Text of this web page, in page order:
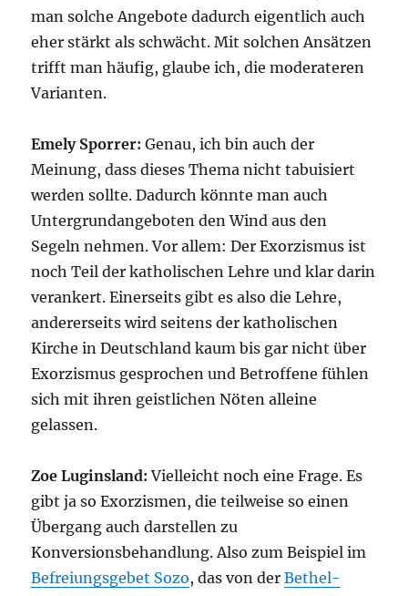
man solche Angebote dadurch eigentlich auch
eher stärkt als schwächt. Mit solchen Ansätzen
trifft man häufig, glaube ich, die moderateren
Varianten.
Emely Sporrer:Genau, ich bin auch der
Meinung, dass dieses Thema nicht tabuisiert
werden sollte. Dadurch könnte man auch
Untergrundangeboten den Wind aus den
Segeln nehmen. Vor allem: Der Exorzismus ist
noch Teil der katholischen Lehre und klar darin
verankert. Einerseits gibt es also die Lehre,
andererseits wird seitens der katholischen
Kirche in Deutschland kaum bis gar nicht über
Exorzismus gesprochen und Betroffene fühlen
sich mit ihren geistlichen Nöten alleine
gelassen.
Zoe Luginsland: Vielleicht noch eine Frage. Es
gibt ja so Exorzismen, die teilweise so einen
Übergang auch darstellen zu
Konversionsbehandlung. Also zum Beispiel im
Befreiungsgebet Sozo, das von derBethel-